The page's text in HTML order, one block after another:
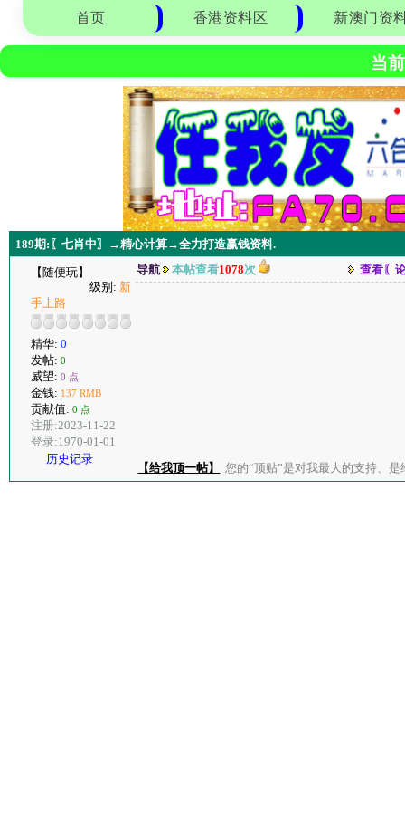
首页 香港资料区 新澳门资
当
189期:〖七肖中〗→精心计算→全力打造赢钱资料.
【随便玩】
级别: 新
手上路
精华: 0
发帖: 0
威望: 0 点
金钱: 137 RMB
贡献值: 0 点
注册:2023-11-22
登录:1970-01-01
历史记录
导航 本帖查看1078次 查看〖
【给我顶一帖】 您的“顶贴”是对我最大的支持、